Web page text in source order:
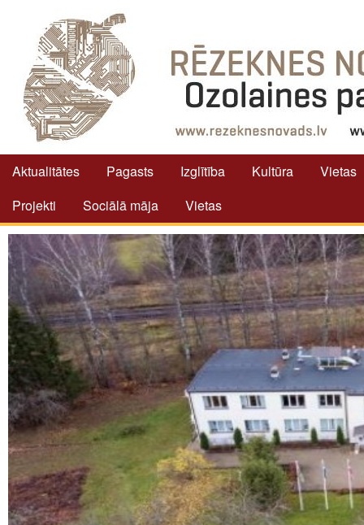
Aktualitātes Pagasts Izglītība Kultūra
Vietas
Projekti
Sociālā māja Vietas